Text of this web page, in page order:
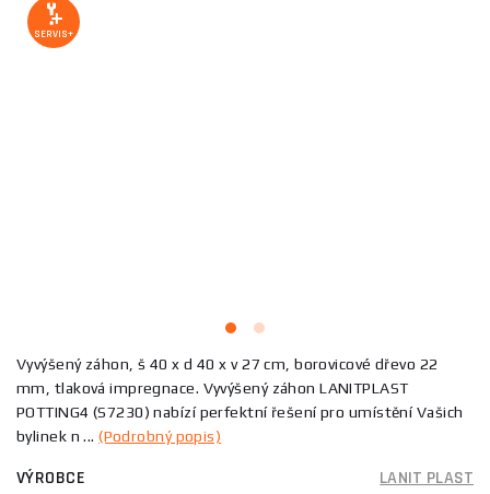
SERVIS+
Vyvýšený záhon, š 40 x d 40 x v 27 cm, borovicové dřevo 22
mm, tlaková impregnace. Vyvýšený záhon LANITPLAST
POTTING4 (S7230) nabízí perfektní řešení pro umístění Vašich
bylinek n ...(Podrobný popis)
VÝROBCE
LANIT PLAST